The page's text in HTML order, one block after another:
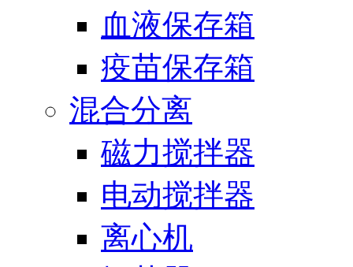
血液保存箱
疫苗保存箱
混合分离
磁力搅拌器
电动搅拌器
离心机